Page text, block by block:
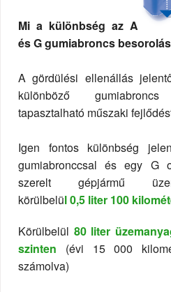
Mi a különbség az A
és G gumiabroncs
A gördülési ellenállás
különböző
tapasztalható műszaki
Igen fontos különbség
gumiabronccsal és egy G
szerelt gépjármű
körülbelül 0,5 liter 100
Körülbelül 80 liter
szinten (évi 15 000
számolva)